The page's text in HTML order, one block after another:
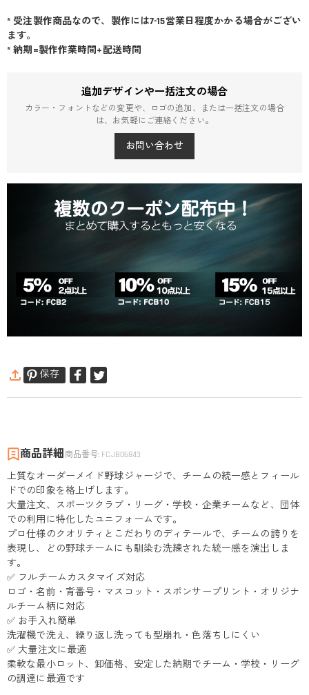
* 受注製作商品なので、製作には7-15営業日程度かかる場合がござい
ます。
* 納期=製作作業時間+配送時間
追加デザインや一括注文の場合
カラー・フォントなどの変更や、ロゴの追加、または一括注文の場合
は、お気軽にご連絡ください。
お問い合わせ
保存
商品詳細 商品番号: FCJB06843
上質なオーダーメイド野球ジャージで、チームの統一感とフィール
ドでの印象を格上げします。
大量注文、スポーツクラブ・リーグ・学校・企業チームなど、団体
での利用に特化したユニフォームです。
プロ仕様のクオリティとこだわりのディテールで、チームの誇りを
表現し、どの野球チームにも馴染む洗練された統一感を演出しま
す。
✅ フルチームカスタマイズ対応
ロゴ・名前・背番号・マスコット・スポンサープリント・オリジナ
ルチーム柄に対応
✅ お手入れ簡単
洗濯機で洗え、繰り返し洗っても型崩れ・色落ちしにくい
✅ 大量注文に最適
柔軟な最小ロット、卸価格、安定した納期でチーム・学校・リーグ
の調達に最適です